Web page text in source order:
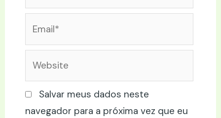
Salvar meus dados neste
navegador para a próxima vez que eu